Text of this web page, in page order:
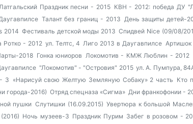
Праздник песни - 2015 КВН - 2012: победа ДУ
Талант без границ - 2013 День защиты детей-
2014 Фестиваль детской моды 2013 Спидвей Nice (09/08/
Ротко - 2012 ул. Телтс, 4 Лиго 2013 в Даугавпилсе Артишок
2018 Гонка юниоров Локомотив - КМЖ Люблин - 2012
"Локомотив" - "Островия" 2015 ул. А. Пумпура,
3 «Нарисуй свою Желтую Земляную Собаку» 2 часть Кто
города-2016) Отряд спецназа «Сигма» Дни франкофонии -
пушки Слутишки (16.09.2015) Увертюра к большой
Ночь музеев-3 Праздник Пурим Забег в розовом -